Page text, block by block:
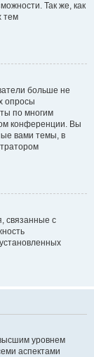
Так же, как
тем
больше не
опросы
по многим
конференции. Вы
вами темы, в
связанные с
уровнем
аспектами